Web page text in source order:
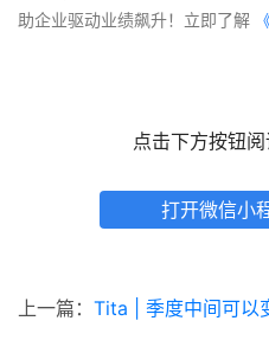
助企业驱动业绩飙升！立即了解
点击下方按钮
打开微信小
上一篇： Tita | 季度中间可以